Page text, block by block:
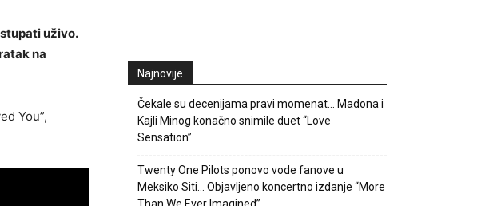
uživo.
na
You”,
Najnovije
Čekale su decenijama pravi momenat… Madona i
Kajli Minog konačno snimile duet “Love
Sensation”
Twenty One Pilots ponovo vode fanove u
Meksiko Siti… Objavljeno koncertno izdanje “More